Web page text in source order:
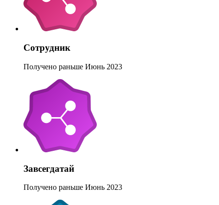
Сотрудник
Получено раньше Июнь 2023
Завсегдатай
Получено раньше Июнь 2023